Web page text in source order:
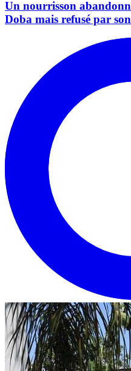
Un nourrisson
Doba mais refusé par